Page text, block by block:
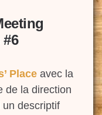
Place avec la
de la direction
un descriptif